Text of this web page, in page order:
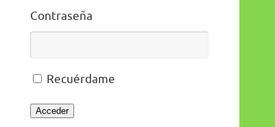
Contraseña
Recuérdame
Acceder